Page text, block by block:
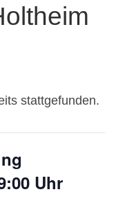
stattgefunden.
Uhr